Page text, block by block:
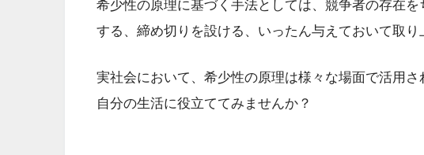
希少性の原理に基づく手法としては、競争者の存在
する、締め切りを設ける、いったん与えておいて取り
実社会において、希少性の原理は様々な場面で活用
自分の生活に役立ててみませんか？